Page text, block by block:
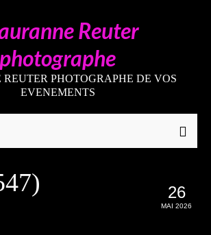
PHOTOGRAPHE DE VOS
EVENEMENTS
26
MAI 2026